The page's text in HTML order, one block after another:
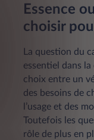
Essence
choisir
La question du
essentiel dans la
choix entre un
des besoins de
l’usage et des
Toutefois les
rôle de plus en